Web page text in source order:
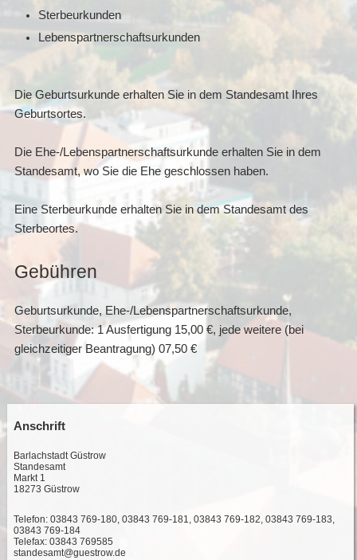
Sterbeurkunden
Lebenspartnerschaftsurkunden
Die Geburtsurkunde erhalten Sie in dem Standesamt Ihres
Geburtsortes.
Die Ehe-/Lebenspartnerschaftsurkunde erhalten Sie in dem
Standesamt, wo Sie die Ehe geschlossen haben.
Eine Sterbeurkunde erhalten Sie in dem Standesamt des
Sterbeortes.
Gebühren
Geburtsurkunde, Ehe-/Lebenspartnerschaftsurkunde,
Sterbeurkunde: 1 Ausfertigung 15,00 €, jede weitere (bei
gleichzeitiger Beantragung) 07,50 €
Anschrift
Barlachstadt Güstrow
Standesamt
Markt 1
18273 Güstrow
Telefon: 03843 769-180, 03843 769-181, 03843 769-182, 03843 769-183,
03843 769-184
Telefax: 03843 769585
standesamt@guestrow.de